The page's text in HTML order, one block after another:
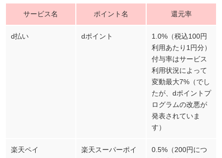
サービス名 ポイント名 還元率
d払い dポイント
1.0%（税込100円
利用あたり1円分）
付与率はサービス
利用状況によって
変動最大7%（でし
たが、dポイントプ
ログラムの改悪が
発表されていま
す）
楽天ペイ
楽天スーパーポイ
0.5%（200円につ